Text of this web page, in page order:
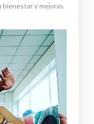
bienestar y mejoras